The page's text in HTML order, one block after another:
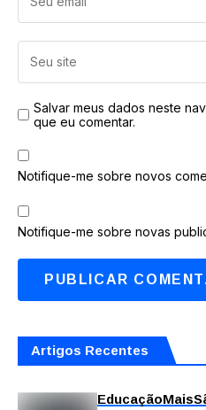
Salvar meus dados neste
que eu comentar.
Notifique-me sobre novos
Notifique-me sobre novas
Artigos Recentes
EducaçãoMais